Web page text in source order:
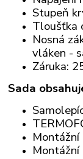
Stupeň
Tloušťka
Nosná
vláken -
Záruka:
Sada
Montážní